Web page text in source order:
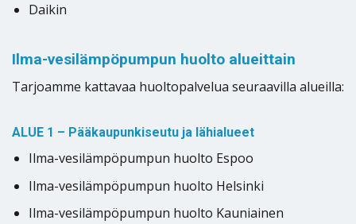
Daikin
Ilma-vesilämpöpumpun huolto alueittain
Tarjoamme kattavaa huoltopalvelua seuraavilla alueilla:
ALUE 1 – Pääkaupunkiseutu ja lähialueet
Ilma-vesilämpöpumpun huolto Espoo
Ilma-vesilämpöpumpun huolto Helsinki
Ilma-vesilämpöpumpun huolto Kauniainen